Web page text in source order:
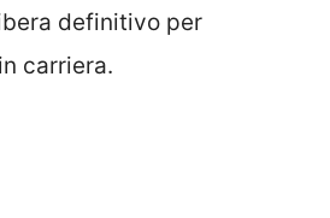
definitivo per
carriera.